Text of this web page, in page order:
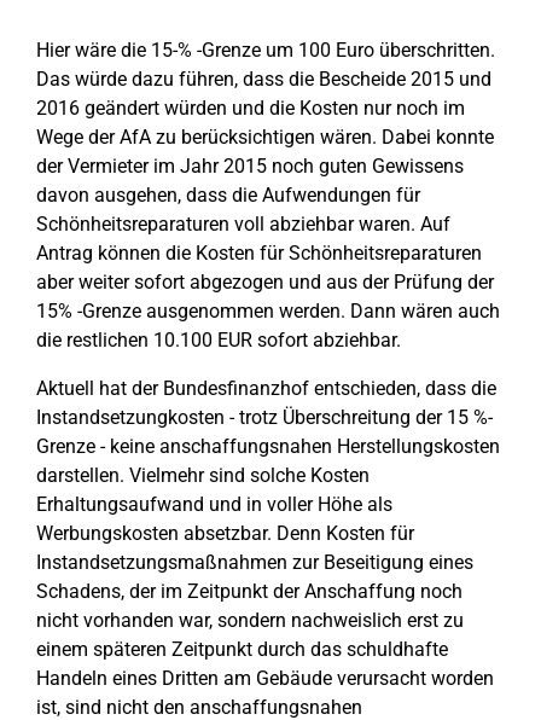
Hier wäre die 15-% -Grenze um 100 Euro überschritten.
Das würde dazu führen, dass die Bescheide 2015 und
2016 geändert würden und die Kosten nur noch im
Wege der AfA zu berücksichtigen wären. Dabei konnte
der Vermieter im Jahr 2015 noch guten Gewissens
davon ausgehen, dass die Aufwendungen für
Schönheitsreparaturen voll abziehbar waren. Auf
Antrag können die Kosten für Schönheitsreparaturen
aber weiter sofort abgezogen und aus der Prüfung der
15% -Grenze ausgenommen werden. Dann wären auch
die restlichen 10.100 EUR sofort abziehbar.
Aktuell hat der Bundesfinanzhof entschieden, dass die
Instandsetzungkosten - trotz Überschreitung der 15 %-
Grenze - keine anschaffungsnahen Herstellungskosten
darstellen. Vielmehr sind solche Kosten
Erhaltungsaufwand und in voller Höhe als
Werbungskosten absetzbar. Denn Kosten für
Instandsetzungsmaßnahmen zur Beseitigung eines
Schadens, der im Zeitpunkt der Anschaffung noch
nicht vorhanden war, sondern nachweislich erst zu
einem späteren Zeitpunkt durch das schuldhafte
Handeln eines Dritten am Gebäude verursacht worden
ist, sind nicht den anschaffungsnahen